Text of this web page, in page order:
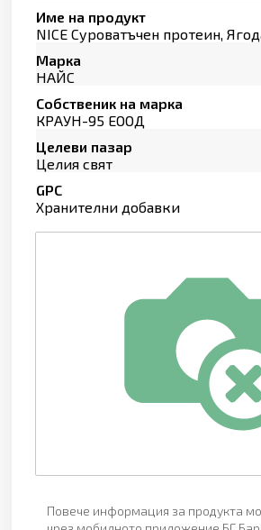
Име на продукт
NICE Суроватъчен протеин,
Марка
НАЙС
Собственик на марка
КРАУН-95 ЕООД
Целеви пазар
Целия свят
GPC
Хранителни добавки
Повече информация за продукта